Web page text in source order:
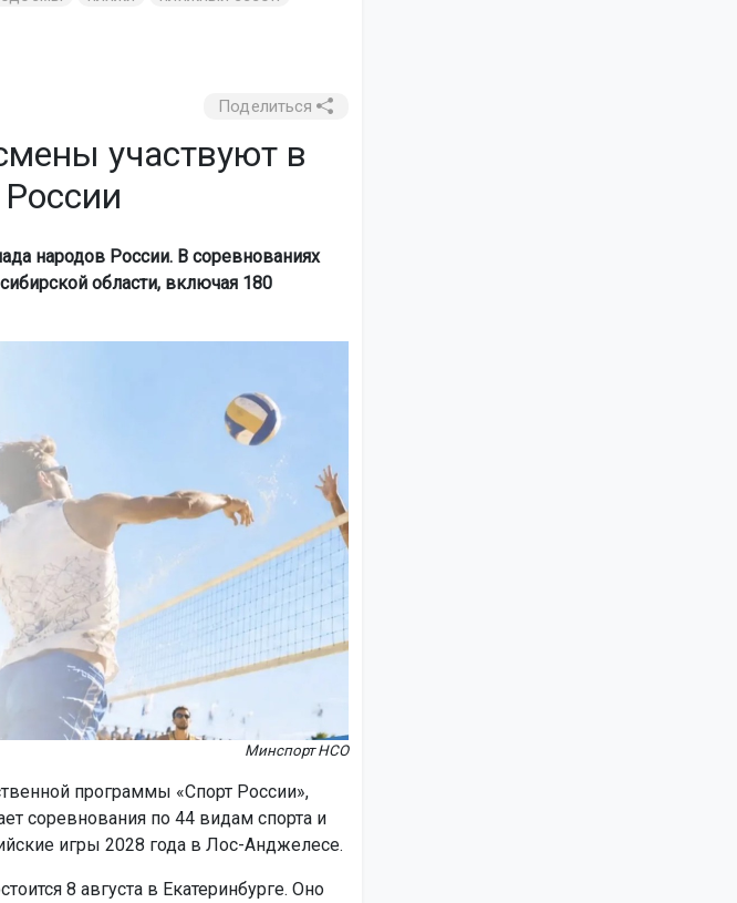
Поделиться
участвуют в
народов России. В соревнованиях
области, включая 180
Минспорт НСО
программы «Спорт России»,
соревнования по 44 видам спорта и
игры 2028 года в Лос-Анджелесе.
8 августа в Екатеринбурге. Оно